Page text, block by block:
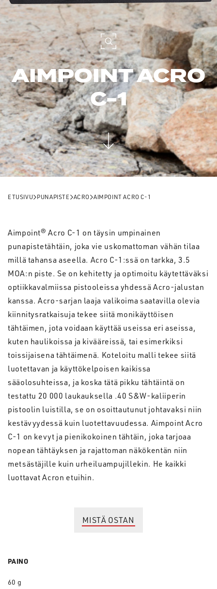
AIMPOINT ACRO
C-1
ETUSIVU PUNAPISTE ACRO AIMPOINT ACRO C-1
Aimpoint® Acro C-1 on täysin umpinainen
punapistetähtäin, joka vie uskomattoman vähän tilaa
millä tahansa aseella. Acro C-1:ssä on tarkka, 3.5
MOA:n piste. Se on kehitetty ja optimoitu käytettäväksi
optiikkavalmiissa pistooleissa yhdessä Acro-jalustan
kanssa. Acro-sarjan laaja valikoima saatavilla olevia
kiinnitysratkaisuja tekee siitä monikäyttöisen
tähtäimen, jota voidaan käyttää useissa eri aseissa,
kuten haulikoissa ja kivääreissä, tai esimerkiksi
toissijaisena tähtäimenä. Koteloitu malli tekee siitä
luotettavan ja käyttökelpoisen kaikissa
sääolosuhteissa, ja koska tätä pikku tähtäintä on
testattu 20 000 laukauksella .40 S&W-kaliiperin
pistoolin luistilla, se on osoittautunut johtavaksi niin
kestävyydessä kuin luotettavuudessa. Aimpoint Acro
C-1 on kevyt ja pienikokoinen tähtäin, joka tarjoaa
nopean tähtäyksen ja rajattoman näkökentän niin
metsästäjille kuin urheiluampujillekin. He kaikki
luottavat Acron etuihin.
MISTÄ OSTAN
PAINO
60 g